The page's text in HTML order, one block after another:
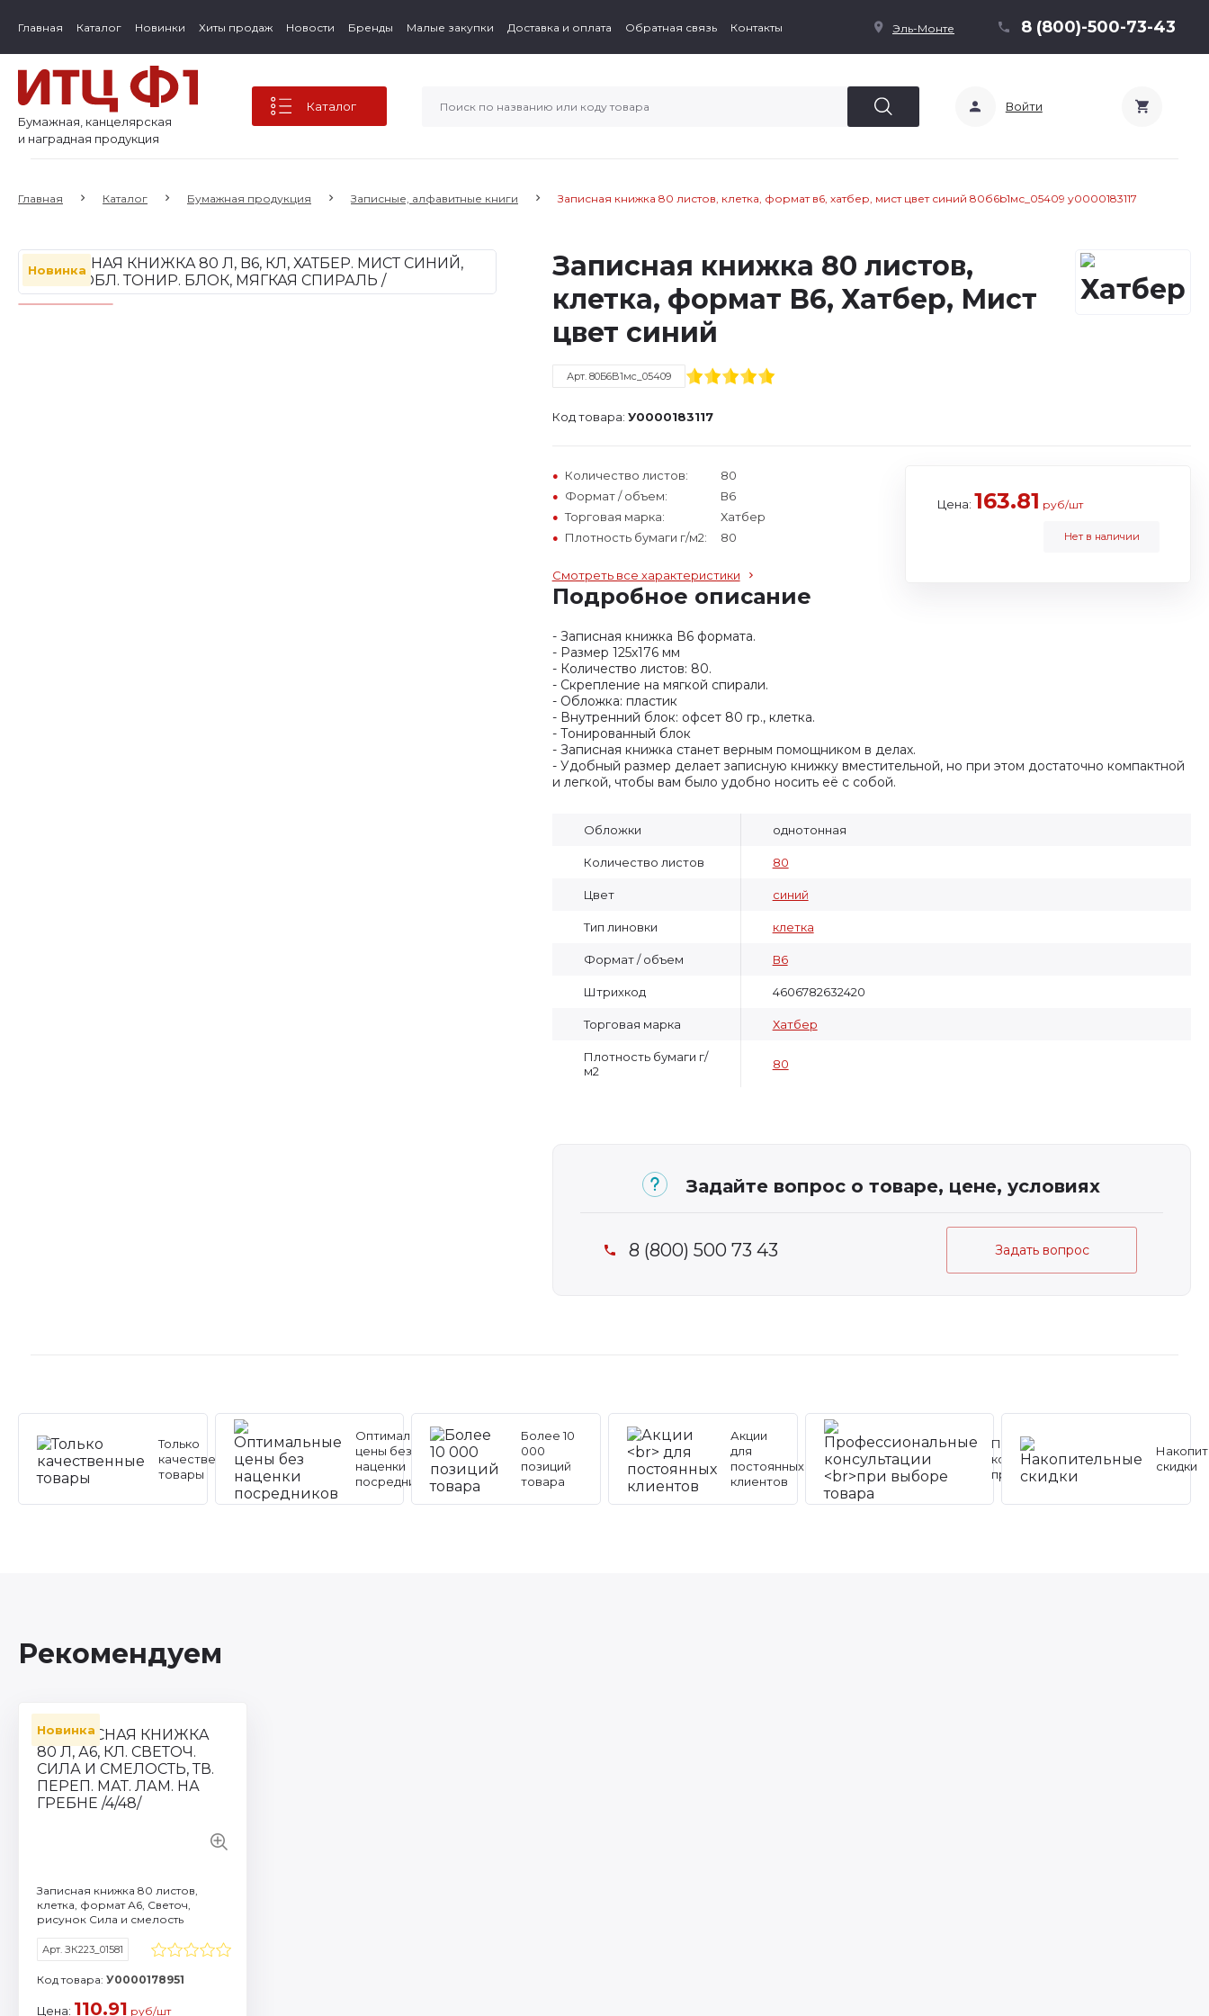
Главная Каталог Новинки Хиты продаж Новости Бренды Малые закупки Доставка и оплата Обратная связь Контакты Эль-Монте 8 (800)-500-73-43
Бумажная, канцелярская
и наградная продукция
Каталог Войти
Главная Каталог Бумажная продукция Записные, алфавитные книги Записная книжка 80 листов, клетка, формат в6, хатбер, мист цвет синий 80б6b1мс_05409 у0000183117
Новинка
Записная книжка 80 листов,
клетка, формат В6, Хатбер, Мист
цвет синий
Арт. 80Б6B1мс_05409
Код товара: У0000183117
Количество листов:
Формат / объем:
Торговая марка:
Плотность бумаги г/м2:
80
В6
Хатбер
80
Смотреть все характеристики
Цена: 163.81 руб/шт
Нет в наличии
Подробное описание
- Записная книжка В6 формата.
- Размер 125x176 мм
- Количество листов: 80.
- Скрепление на мягкой спирали.
- Обложка: пластик
- Внутренний блок: офсет 80 гр., клетка.
- Тонированный блок
- Записная книжка станет верным помощником в делах.
- Удобный размер делает записную книжку вместительной, но при этом достаточно компактной
и легкой, чтобы вам было удобно носить её с собой.
Обложки однотонная
Количество листов 80
Цвет синий
Тип линовки клетка
Формат / объем В6
Штрихкод 4606782632420
Торговая марка Хатбер
Плотность бумаги г/
м2
80
Задайте вопрос о товаре, цене, условиях
8 (800) 500 73 43 Задать вопрос
Только
качественные
товары
Оптимальные
цены без
наценки
посредников
Более 10
000
позиций
товара
Акции
для
постоянных
клиентов
Профессиональные
консультации
при выборе товара
скидки
Рекомендуем
Новинка
Записная книжка 80 листов,
клетка, формат А6, Светоч,
рисунок Сила и смелость
Арт. ЗК223_01581
Код товара: У0000178951
Цена: 110.91 руб/шт